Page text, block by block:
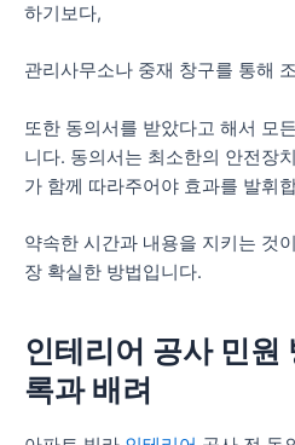
하기보다,
관리사무소나 중재 창구를 통해
또한 동의서를 받았다고 해서 모
니다. 동의서는 최소한의 안전장
가 함께 따라주어야 효과를 발휘
약속한 시간과 내용을 지키는 것
장 확실한 방법입니다.
인테리어 공사 민원
록과 배려